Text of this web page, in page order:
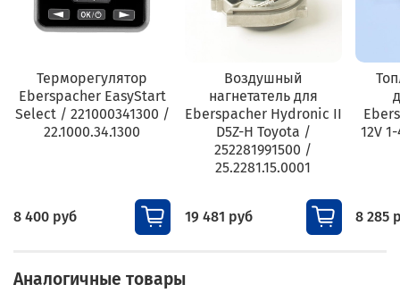
Терморегулятор
Eberspacher EasyStart
Select / 221000341300 /
22.1000.34.1300
8 400 руб
Воздушный
нагнетатель для
Eberspacher Hydronic II
D5Z-H Toyota /
252281991500 /
25.2281.15.0001
19 481 руб
12V
8 285
Аналогичные товары